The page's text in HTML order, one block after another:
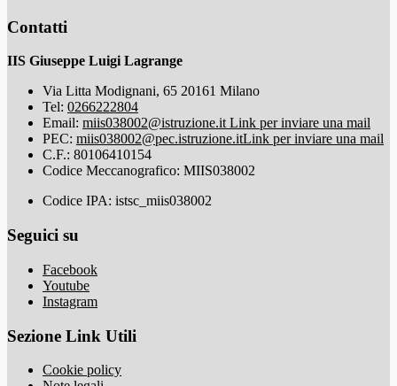
Contatti
IIS Giuseppe Luigi Lagrange
Via Litta Modignani, 65 20161 Milano
Tel: 0266222804
Email: miis038002@istruzione.itLink per inviare una mail
PEC: miis038002@pec.istruzione.itLink per inviare una mail
C.F.: 80106410154
Codice Meccanografico: MIIS038002
Codice IPA: istsc_miis038002
Seguici su
Facebook
Youtube
Instagram
Sezione Link Utili
Cookie policy